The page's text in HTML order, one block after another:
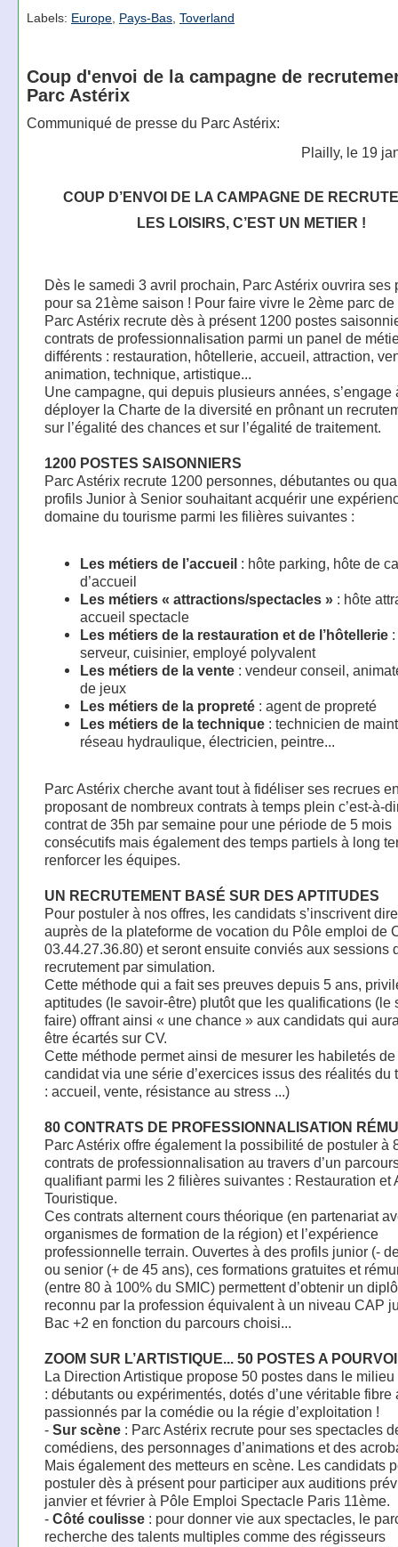
Labels: Europe, Pays-Bas, Toverland
Coup d'envoi de la campagne de
Parc Astérix
Communiqué de presse du Parc Astérix:
Plailly, le 19
COUP D’ENVOI DE LA CAMPAGNE DE
LES LOISIRS, C’EST UN METIER !
Dès le samedi 3 avril prochain, Parc Astérix ouvrira ses
pour sa 21ème saison ! Pour faire vivre le 2ème parc
Parc Astérix recrute dès à présent 1200 postes
contrats de professionnalisation parmi un panel de
différents : restauration, hôtellerie, accueil, attraction,
animation, technique, artistique...
Une campagne, qui depuis plusieurs années, s’engage
déployer la Charte de la diversité en prônant un
sur l’égalité des chances et sur l’égalité de traitement.
1200 POSTES SAISONNIERS
Parc Astérix recrute 1200 personnes, débutantes ou
profils Junior à Senior souhaitant acquérir une
domaine du tourisme parmi les filières suivantes :
Les métiers de l’accueil: hôte parking, hôte de
d’accueil
Les métiers « attractions/spectacles »: hôte
accueil spectacle
Les métiers de la restauration et de l’hôtellerie:
serveur, cuisinier, employé polyvalent
Les métiers de la vente: vendeur conseil,
de jeux
Les métiers de la propreté: agent de propreté
Les métiers de la technique: technicien de
réseau hydraulique, électricien, peintre...
Parc Astérix cherche avant tout à fidéliser ses recrues
proposant de nombreux contrats à temps plein c’est-à-
contrat de 35h par semaine pour une période de 5 mois
consécutifs mais également des temps partiels à long
renforcer les équipes.
UN RECRUTEMENT BASÉ SUR DES APTITUDES
Pour postuler à nos offres, les candidats s’inscrivent
auprès de la plateforme de vocation du Pôle emploi de
03.44.27.36.80) et seront ensuite conviés aux sessions
recrutement par simulation.
Cette méthode qui a fait ses preuves depuis 5 ans,
aptitudes (le savoir-être) plutôt que les qualifications (le
faire) offrant ainsi « une chance » aux candidats qui
être écartés sur CV.
Cette méthode permet ainsi de mesurer les habiletés
candidat via une série d’exercices issus des réalités du
: accueil, vente, résistance au stress ...)
80 CONTRATS DE PROFESSIONNALISATION
Parc Astérix offre également la possibilité de postuler à
contrats de professionnalisation au travers d’un
qualifiant parmi les 2 filières suivantes : Restauration et
Touristique.
Ces contrats alternent cours théorique (en partenariat
organismes de formation de la région) et l’expérience
professionnelle terrain. Ouvertes à des profils junior (-
ou senior (+ de 45 ans), ces formations gratuites et
(entre 80 à 100% du SMIC) permettent d’obtenir un
reconnu par la profession équivalent à un niveau CAP
Bac +2 en fonction du parcours choisi...
ZOOM SUR L’ARTISTIQUE... 50 POSTES A
La Direction Artistique propose 50 postes dans le
: débutants ou expérimentés, dotés d’une véritable fibre
passionnés par la comédie ou la régie d’exploitation !
- Sur scène: Parc Astérix recrute pour ses spectacles
comédiens, des personnages d’animations et des
Mais également des metteurs en scène. Les candidats
postuler dès à présent pour participer aux auditions
janvier et février à Pôle Emploi Spectacle Paris 11ème.
- Côté coulisse: pour donner vie aux spectacles, le
recherche des talents multiples comme des régisseurs